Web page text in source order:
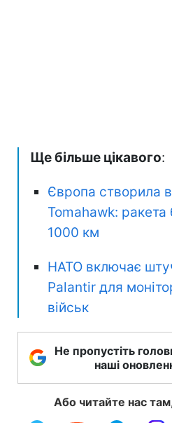
Ще більше цікавого:
Європа створила
Tomahawk: ракета
1000 км
НАТО включає
Palantir для
військ
Не пропустіть
наші
Або читайте нас